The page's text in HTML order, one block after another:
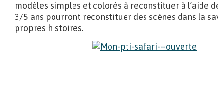
modèles simples et colorés à reconstituer à l’aide
3/5 ans pourront reconstituer des scènes dans la
propres histoires.